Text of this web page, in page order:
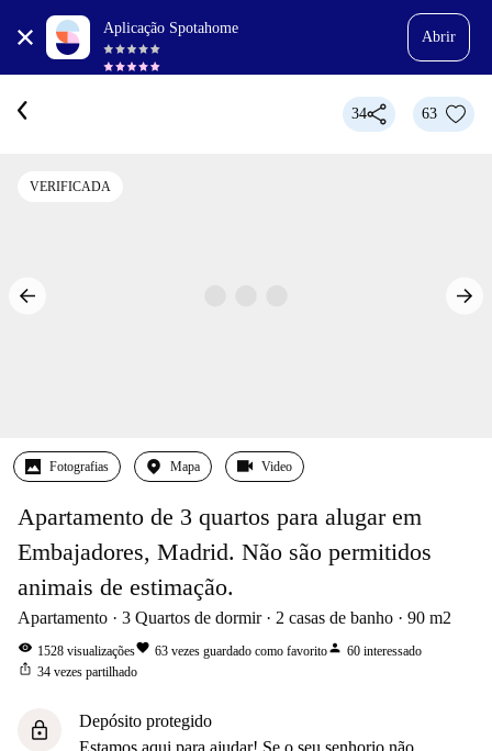
Aplicação Spotahome
Abrir
34 63
VERIFICADA
Fotografias Mapa Video
Apartamento de 3 quartos para alugar em
Embajadores, Madrid. Não são permitidos
animais de estimação.
Apartamento 3 Quartos de dormir 2 casas de banho 90 m2
visibility 1528 visualizaçõesfavorite 63 vezes guardado como favoritoperson 60 interessado
ios_share 34 vezes partilhado
lock
Depósito protegido
Estamos aqui para ajudar! Se o seu senhorio não